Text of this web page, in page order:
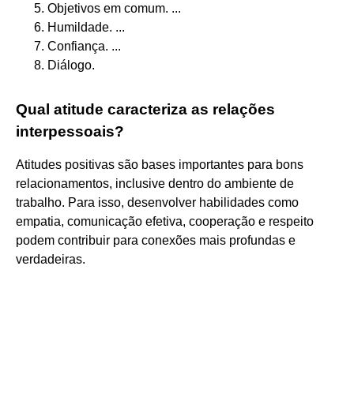
Objetivos em comum. ...
Humildade. ...
Confiança. ...
Diálogo.
Qual atitude caracteriza as relações
interpessoais?
Atitudes positivas são bases importantes para bons
relacionamentos, inclusive dentro do ambiente de
trabalho. Para isso, desenvolver habilidades como
empatia, comunicação efetiva, cooperação e respeito
podem contribuir para conexões mais profundas e
verdadeiras.